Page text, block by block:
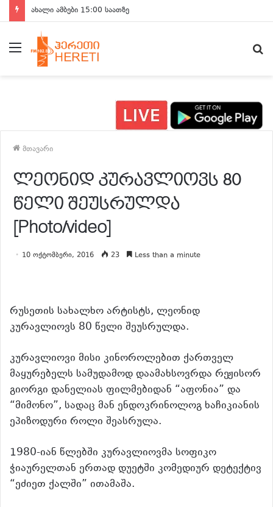
ახალი ამბები 15:00 საათზე
მენიუ
მთავარი
ლეონიდ კურავლიოვს 80
წელი შეუსრულდა
[Photo/video]
10 ოქტომბერი, 2016 23 Less than a minute
რუსეთის სახალხო არტისტს, ლეონიდ
კურავლიოვს 80 წელი შეუსრულდა.
კურავლიოვი მისი კინოროლებით ქართველ
მაყურებელს სამუდამოდ დაამახსოვრდა რეჟისორ
გიორგი დანელიას ფილმებიდან “აფონია” და
“მიმონო”, სადაც მან ენდოკრინოლოგ ხაჩიკიანის
ეპიზოდური როლი შეასრულა.
1980-იან წლებში კურავლიოვმა სოფიკო
ჭიაურელთან ერთად დუეტში კომედიურ დეტექტივ
“ეძიეთ ქალში” ითამაშა.